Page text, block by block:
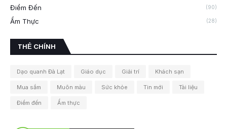
Điểm Đến (90)
Ẩm Thực (28)
THẺ CHÍNH
Dạo quanh Đà Lạt Giáo dục Giải trí Khách sạn
Mua sắm Muôn màu Sức khỏe Tin mới Tài liệu
Điểm đến Ẩm thực